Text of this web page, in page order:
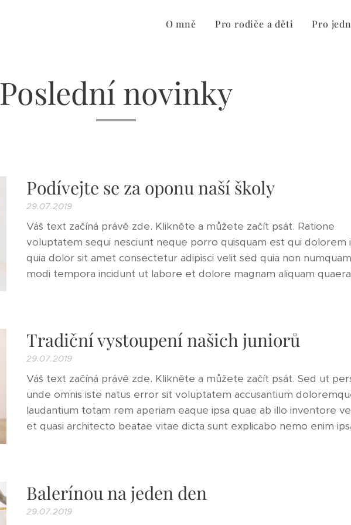
O mně Pro rodiče a děti Pro
Poslední novinky
Podívejte se za oponu naší školy
29.07.2019
Váš text začíná právě zde. Klikněte a můžete začít psát. Ratione
voluptatem sequi nesciunt neque porro quisquam est qui dolorem
quia dolor sit amet consectetur adipisci velit sed quia non
modi tempora incidunt ut labore et dolore magnam aliquam
Tradiční vystoupení našich juniorů
29.07.2019
Váš text začíná právě zde. Klikněte a můžete začít psát. Sed ut
unde omnis iste natus error sit voluptatem accusantium
laudantium totam rem aperiam eaque ipsa quae ab illo inventore
et quasi architecto beatae vitae dicta sunt explicabo nemo enim
Balerínou na jeden den
29.07.2019